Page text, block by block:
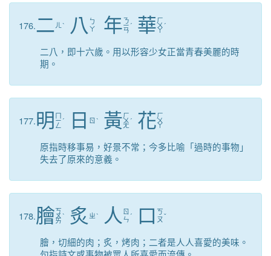
176.二 ㄦ ˋ 八 ㄅ
ㄚ
年ㄋ
ㄧ
ㄢ
ˊ 華ㄏ
ㄨ
ㄚ
ˊ
二八，即十六歲。用以形容少女正當青春美麗的時
期。
177.明 ㄇ
ㄧ
ㄥ
ˊ 日 ㄖ ˋ 黃ㄏ
ㄨ
ㄤ
ˊ 花ㄏ
ㄨ
ㄚ
原指時移事易，好景不常；今多比喻「過時的事物」
失去了原來的意義。
178.膾ㄎ
ㄨ
ㄞ
ˋ 炙 ㄓˋ 人 ㄖ
ㄣ ˊ 口 ㄎ
ㄡˇ
膾，切細的肉；炙，烤肉；二者是人人喜愛的美味。